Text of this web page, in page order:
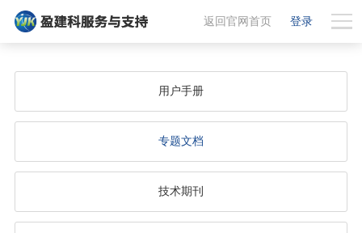
登录
返回官网首页
用户手册
专题文档
技术期刊